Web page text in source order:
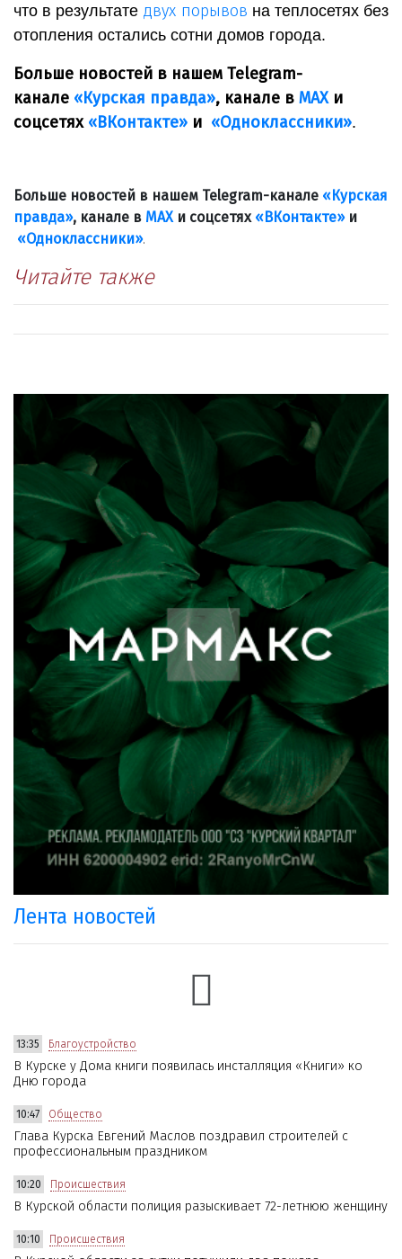
что в результате двух порывов на теплосетях без
отопления остались сотни домов города.
Больше новостей в нашем Telegram-
канале «Курская правда», канале в МАХи
соцсетях «ВКонтакте» и «Одноклассники».
Больше новостей в нашем Telegram-канале «Курская
правда», канале в МАХи соцсетях «ВКонтакте»и
«Одноклассники».
Читайте также
Лента новостей
13:35 Благоустройство
В Курске у Дома книги появилась инсталляция «Книги» ко
Дню города
10:47 Общество
Глава Курска Евгений Маслов поздравил строителей с
профессиональным праздником
10:20 Происшествия
В Курской области полиция разыскивает 72-летнюю женщину
10:10 Происшествия